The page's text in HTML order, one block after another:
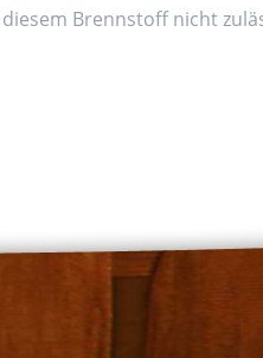
Brennstoff nicht